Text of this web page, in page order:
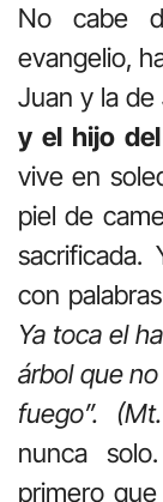
No cabe
evangelio,
Juan y la de
y el hijo
vive en
piel de
sacrificada.
con
Ya toca el
árbol que
fuego”.
nunca
primero